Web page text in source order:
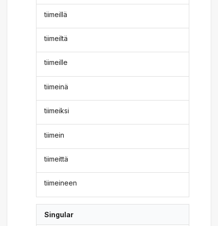
tiimeillä
tiimeiltä
tiimeille
tiimeinä
tiimeiksi
tiimein
tiimeittä
tiimeineen
Singular